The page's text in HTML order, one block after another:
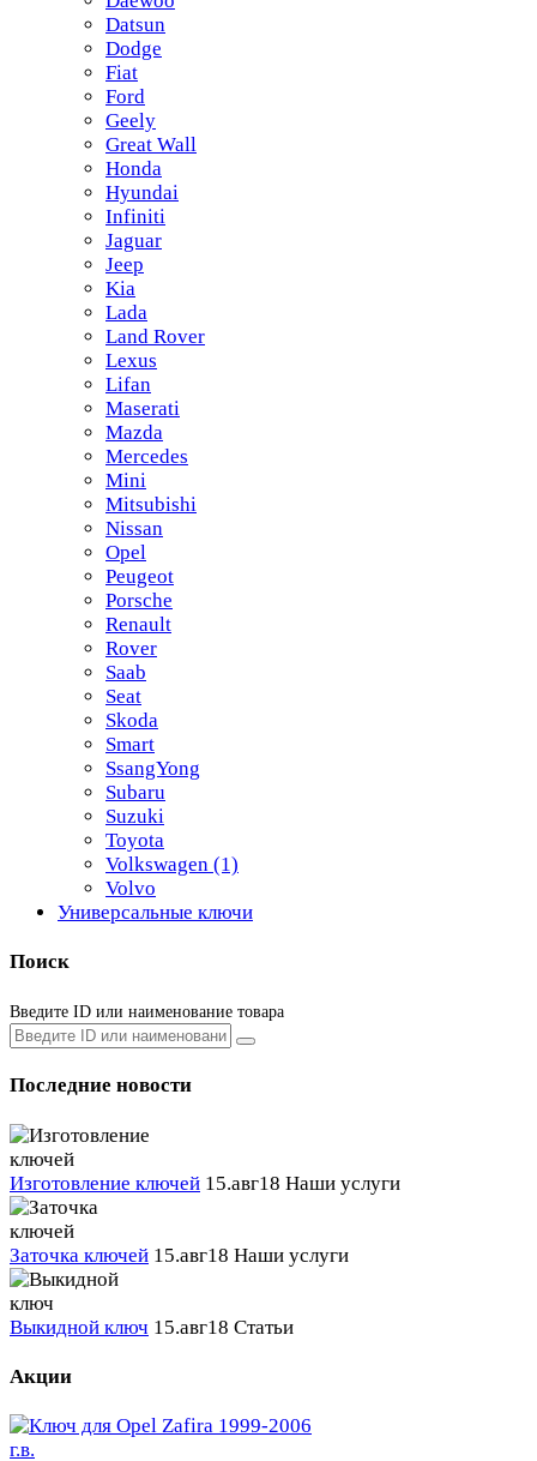
Datsun
Dodge
Fiat
Ford
Geely
Great Wall
Honda
Hyundai
Infiniti
Jaguar
Jeep
Kia
Lada
Land Rover
Lexus
Lifan
Maserati
Mazda
Mercedes
Mini
Mitsubishi
Nissan
Opel
Peugeot
Porsche
Renault
Rover
Saab
Seat
Skoda
Smart
SsangYong
Subaru
Suzuki
Toyota
Volkswagen (1)
Volvo
Универсальные ключи
Поиск
Введите ID или наименование товара
Последние новости
Изготовление ключей 15.авг18 Наши услуги
Заточка ключей 15.авг18 Наши услуги
Выкидной ключ 15.авг18 Статьи
Акции